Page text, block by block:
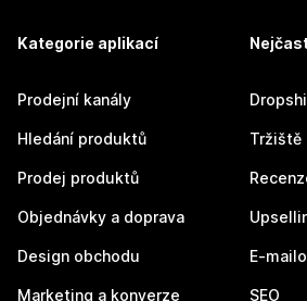
Kategorie aplikací
Prodejní kanály
Hledání produktů
Prodej produktů
Objednávky a doprava
Design obchodu
Marketing a konverze
Tržiště
E-
SEO